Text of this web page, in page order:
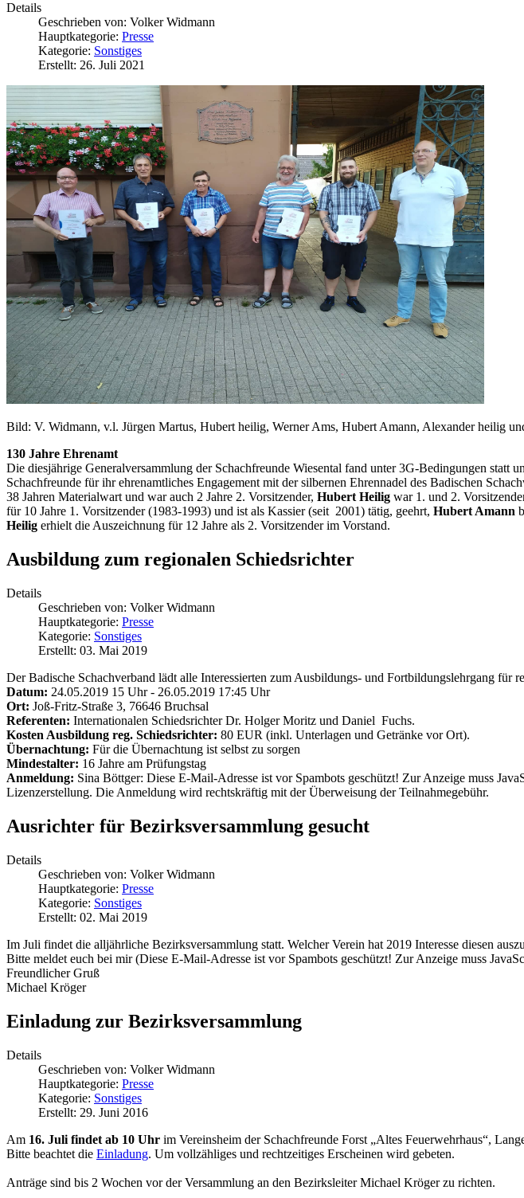
Details
Geschrieben von: Volker Widmann
Hauptkategorie: Presse
Kategorie: Sonstiges
Erstellt: 26. Juli 2021
Bild: V. Widmann, v.l. Jürgen Martus, Hubert heilig, Werner Ams, Hubert Amann, Alexander heilig
130 Jahre Ehrenamt
Die diesjährige Generalversammlung der Schachfreunde Wiesental fand unter 3G-Bedingungen statt
Schachfreunde für ihr ehrenamtliches Engagement mit der silbernen Ehrennadel des Badischen
38 Jahren Materialwart und war auch 2 Jahre 2. Vorsitzender, Hubert Heilig war 1. und 2.
für 10 Jahre 1. Vorsitzender (1983-1993) und ist als Kassier (seit 2001) tätig, geehrt, Hubert Amann
Heilig erhielt die Auszeichnung für 12 Jahre als 2. Vorsitzender im Vorstand.
Ausbildung zum regionalen Schiedsrichter
Details
Geschrieben von: Volker Widmann
Hauptkategorie: Presse
Kategorie: Sonstiges
Erstellt: 03. Mai 2019
Der Badische Schachverband lädt alle Interessierten zum Ausbildungs- und Fortbildungslehrgang für
Datum: 24.05.2019 15 Uhr - 26.05.2019 17:45 Uhr
Ort: Joß-Fritz-Straße 3, 76646 Bruchsal
Referenten: Internationalen Schiedsrichter Dr. Holger Moritz und Daniel Fuchs.
Kosten Ausbildung reg. Schiedsrichter: 80 EUR (inkl. Unterlagen und Getränke vor Ort).
Übernachtung: Für die Übernachtung ist selbst zu sorgen
Mindestalter: 16 Jahre am Prüfungstag
Anmeldung: Sina Böttger: Diese E-Mail-Adresse ist vor Spambots geschützt! Zur Anzeige muss
Lizenzerstellung. Die Anmeldung wird rechtskräftig mit der Überweisung der Teilnahmegebühr.
Ausrichter für Bezirksversammlung gesucht
Details
Geschrieben von: Volker Widmann
Hauptkategorie: Presse
Kategorie: Sonstiges
Erstellt: 02. Mai 2019
Im Juli findet die alljährliche Bezirksversammlung statt. Welcher Verein hat 2019 Interesse diesen
Bitte meldet euch bei mir (Diese E-Mail-Adresse ist vor Spambots geschützt! Zur Anzeige muss
Freundlicher Gruß
Michael Kröger
Einladung zur Bezirksversammlung
Details
Geschrieben von: Volker Widmann
Hauptkategorie: Presse
Kategorie: Sonstiges
Erstellt: 29. Juni 2016
Am 16. Juli findet ab 10 Uhr im Vereinsheim der Schachfreunde Forst „Altes Feuerwehrhaus“,
Bitte beachtet die Einladung. Um vollzähliges und rechtzeitiges Erscheinen wird gebeten.
Anträge sind bis 2 Wochen vor der Versammlung an den Bezirksleiter Michael Kröger zu richten.